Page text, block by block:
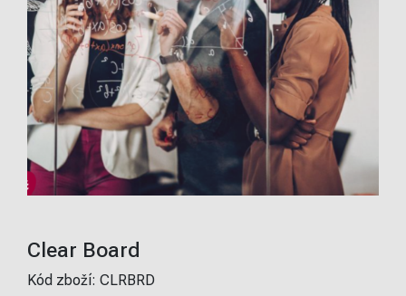
Clear Board
Kód zboží: CLRBRD